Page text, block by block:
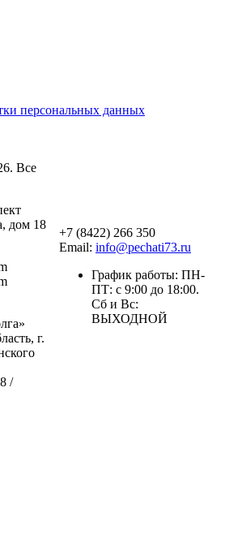
персональных данных
Все
дом 18
г.
/
+7 (8422) 266 350
Email: info@pechati73.ru
График работы: ПН-
ПТ: с 9:00 до 18:00.
Сб и Вс:
ВЫХОДНОЙ